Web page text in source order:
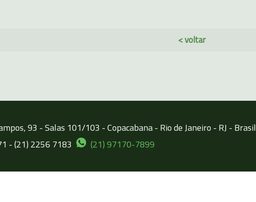
< voltar
93 - Salas 101/103 - Copacabana - Rio de Janeiro - RJ - Brasil
- (21) 2256 7183
(21) 97170-7899